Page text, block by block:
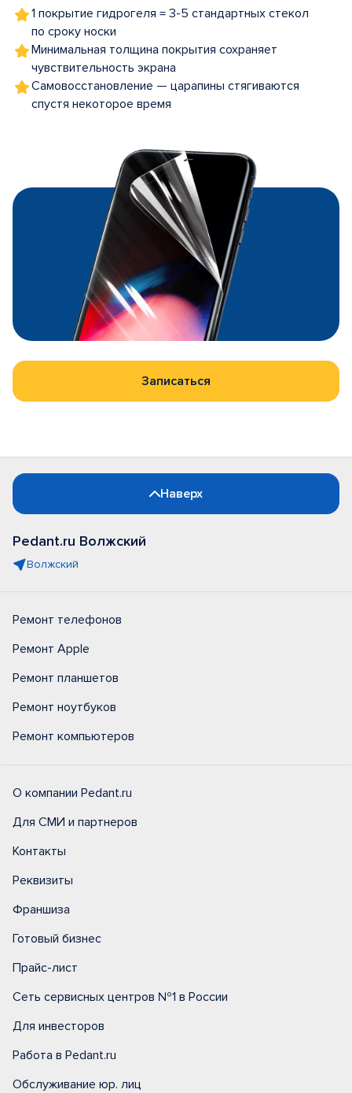
1 покрытие гидрогеля = 3-5 стандартных стекол
по сроку носки
Минимальная толщина покрытия сохраняет
чувствительность экрана
Самовосстановление — царапины стягиваются
спустя некоторое время
Записаться
Наверх
Pedant.ru Волжский
Волжский
Ремонт телефонов
Ремонт Apple
Ремонт планшетов
Ремонт ноутбуков
Ремонт компьютеров
О компании Pedant.ru
Для СМИ и партнеров
Контакты
Реквизиты
Франшиза
Готовый бизнес
Прайс-лист
Сеть сервисных центров №1 в России
Для инвесторов
Работа в Pedant.ru
Обслуживание юр. лиц